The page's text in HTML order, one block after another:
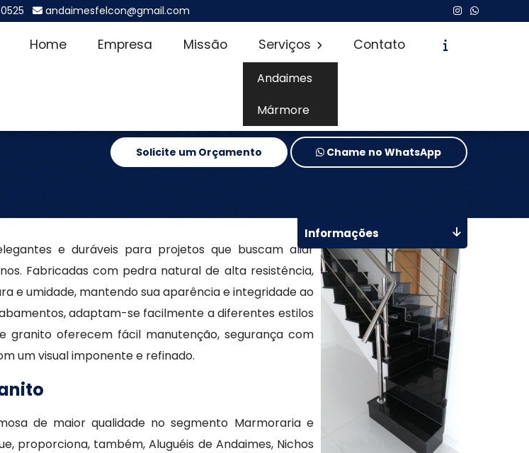
andaimesfelcon@gmail.com
Home Empresa Missão Serviços
Andaimes
Mármore
Contato
Solicite um Orçamento Chame no WhatsApp
e duráveis para projetos que buscam aliar
Fabricadas com pedra natural de alta resistência,
e umidade, mantendo sua aparência e integridade ao
adaptam-se facilmente a diferentes estilos
granito oferecem fácil manutenção, segurança com
um visual imponente e refinado.
de maior qualidade no segmento Marmoraria e
proporciona, também, Aluguéis de Andaimes, Nichos
Informações